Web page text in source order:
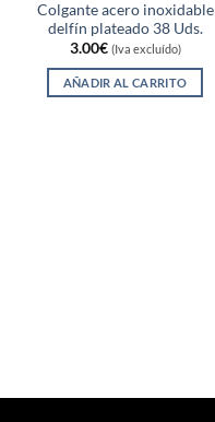
Colgante acero inoxidable
delfín plateado 38 Uds.
3.00€ (Iva excluído)
AÑADIR AL CARRITO